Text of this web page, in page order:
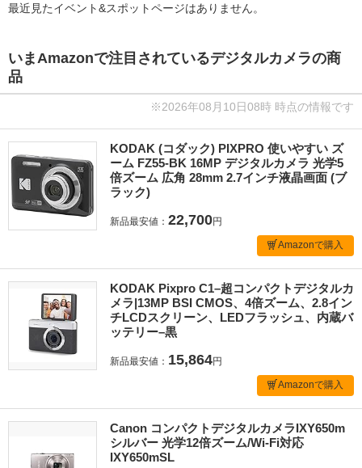
最近見たイベント&スポットページはありません。
いまAmazonで注目されているデジタルカメラの商
品
※2026年08月10日08時 時点の情報です
KODAK (コダック) PIXPRO 使いやすい ズ
ーム FZ55-BK 16MP デジタルカメラ 光学5
倍ズーム 広角 28mm 2.7インチ液晶画面 (ブ
ラック)
新品最安値： 22,700円
Amazonで購入
KODAK Pixpro C1–超コンパクトデジタルカ
メラ|13MP BSI CMOS、4倍ズーム、2.8イン
チLCDスクリーン、LEDフラッシュ、内蔵バ
ッテリー–黒
新品最安値： 15,864円
Amazonで購入
Canon コンパクトデジタルカメラIXY650m
シルバー 光学12倍ズーム/Wi-Fi対応
IXY650mSL